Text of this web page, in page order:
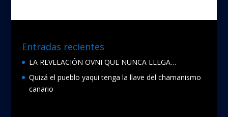
Entradas recientes
LA REVELACIÓN OVNI QUE NUNCA LLEGA…
Quizá el pueblo yaqui tenga la llave del chamanismo
canario